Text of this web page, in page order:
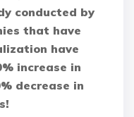
conducted by
that have
have
increase in
decrease in